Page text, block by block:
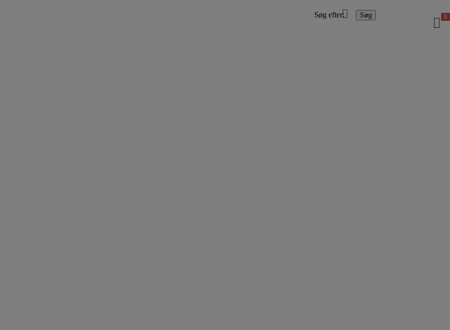
Søg efter: Søg 0